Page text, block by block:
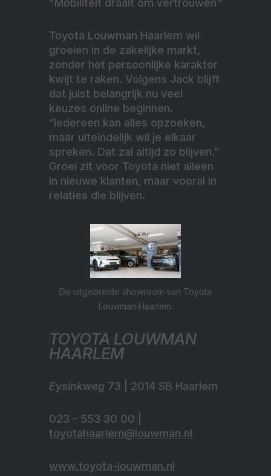
Toyota Louwman Haarlem wil
groeien in de zakelijke markt,
zonder het persoonlijke karakter
kwijt te raken. Volgens Jack blijft
dat juist belangrijk nu veel
keuzes online beginnen.
“Iedereen kan alles opzoeken,
maar uiteindelijk wil je elkaar
spreken. Dat zal altijd zo blijven.”
Groei zit voor Toyota niet alleen
in nieuwe klanten, maar vooral in
relaties die blijven.
De uitgebreide showroom van Toyota
Louwman Haarlem.
TOYOTA LOUWMAN
HAARLEM
Eysinkweg 73 | 2014 SB Haarlem
023 - 553 30 00 |
toyotahaarlem@louwman.nl
www.toyota-louwman.nl